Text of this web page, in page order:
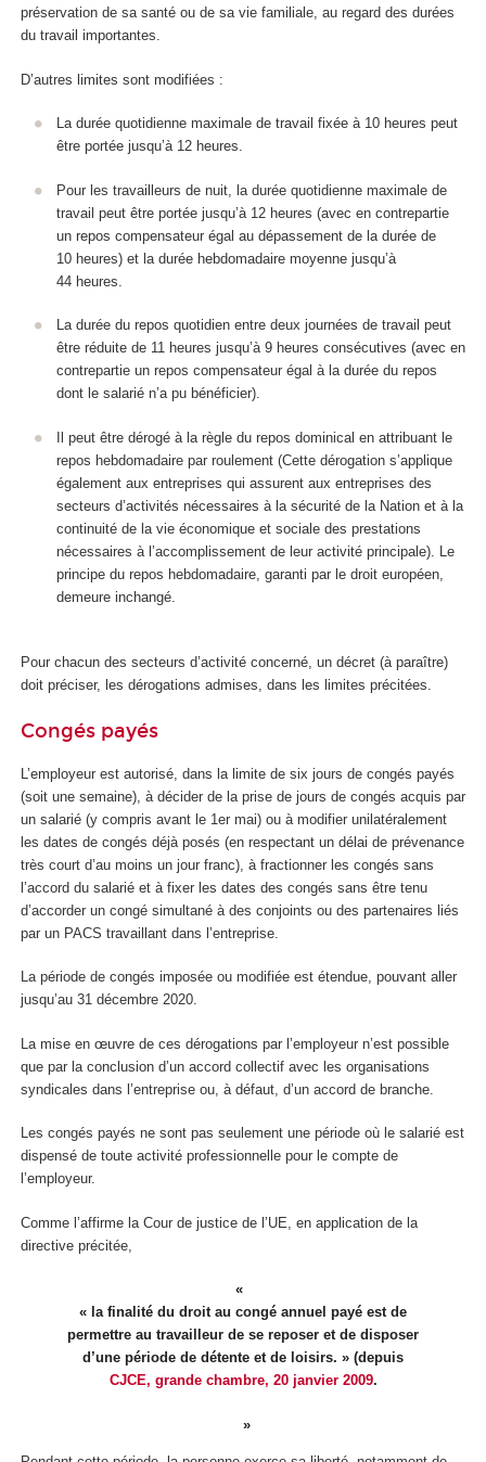
préservation de sa santé ou de sa vie familiale, au regard des durées
du travail importantes.
D’autres limites sont modifiées :
La durée quotidienne maximale de travail fixée à 10 heures peut
être portée jusqu’à 12 heures.
Pour les travailleurs de nuit, la durée quotidienne maximale de
travail peut être portée jusqu’à 12 heures (avec en contrepartie
un repos compensateur égal au dépassement de la durée de
10 heures) et la durée hebdomadaire moyenne jusqu’à
44 heures.
La durée du repos quotidien entre deux journées de travail peut
être réduite de 11 heures jusqu’à 9 heures consécutives (avec en
contrepartie un repos compensateur égal à la durée du repos
dont le salarié n’a pu bénéficier).
Il peut être dérogé à la règle du repos dominical en attribuant le
repos hebdomadaire par roulement (Cette dérogation s’applique
également aux entreprises qui assurent aux entreprises des
secteurs d’activités nécessaires à la sécurité de la Nation et à la
continuité de la vie économique et sociale des prestations
nécessaires à l’accomplissement de leur activité principale). Le
principe du repos hebdomadaire, garanti par le droit européen,
demeure inchangé.
Pour chacun des secteurs d’activité concerné, un décret (à paraître)
doit préciser, les dérogations admises, dans les limites précitées.
Congés payés
L’employeur est autorisé, dans la limite de six jours de congés payés
(soit une semaine), à décider de la prise de jours de congés acquis par
un salarié (y compris avant le 1 er mai) ou à modifier unilatéralement
les dates de congés déjà posés (en respectant un délai de prévenance
très court d’au moins un jour franc), à fractionner les congés sans
l’accord du salarié et à fixer les dates des congés sans être tenu
d’accorder un congé simultané à des conjoints ou des partenaires liés
par un PACS travaillant dans l’entreprise.
La période de congés imposée ou modifiée est étendue, pouvant aller
jusqu’au 31 décembre 2020.
La mise en œuvre de ces dérogations par l’employeur n’est possible
que par la conclusion d’un accord collectif avec les organisations
syndicales dans l’entreprise ou, à défaut, d’un accord de branche.
Les congés payés ne sont pas seulement une période où le salarié est
dispensé de toute activité professionnelle pour le compte de
l’employeur.
Comme l’affirme la Cour de justice de l’UE, en application de la
directive précitée,
« la finalité du droit au congé annuel payé est de
permettre au travailleur de se reposer et de disposer
d’une période de détente et de loisirs. » (depuis
CJCE, grande chambre, 20 janvier 2009.